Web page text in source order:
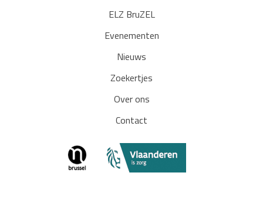
ELZ BruZEL
Evenementen
Nieuws
Zoekertjes
Over ons
Contact